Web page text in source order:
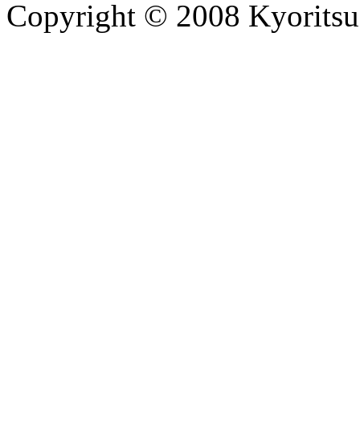
Copyright © 2008